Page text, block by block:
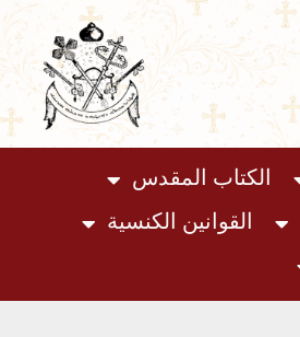
الكتاب المقدس
القوانين الكنسية